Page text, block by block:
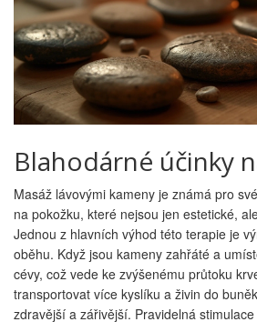
Blahodárné účinky
Masáž lávovými kameny je známá pro své
na pokožku, které nejsou jen estetické,
Jednou z hlavních výhod této terapie je
oběhu. Když jsou kameny zahřáté a
cévy, což vede ke zvýšenému průtoku
transportovat více kyslíku a živin do
zdravější a zářivější. Pravidelná